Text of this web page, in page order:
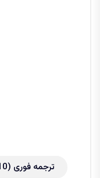
ترجمه فوری (10)